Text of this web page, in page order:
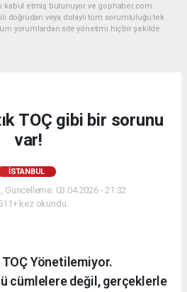
kabul etmiş bulunuyor ve gophaber.com
doğrudan veya dolaylı tüm sorumluluğu tek
yorumlardan site yönetimi hiçbir şekilde
TOÇ gibi bir sorunu
var!
İSTANBUL
Güncelleme: 03.04.2026 - 21:32
kez okundu.
TOÇ Yönetilemiyor.
cümlelere değil, gerçeklerle